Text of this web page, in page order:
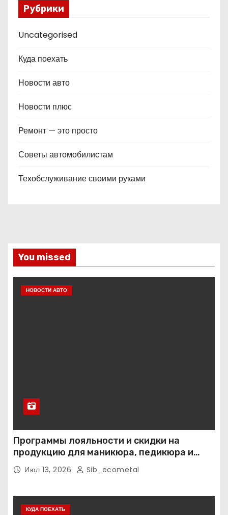
Рубрики
Uncategorised
Куда поехать
Новости авто
Новости плюс
Ремонт — это просто
Советы автомобилистам
Техобслуживание своими руками
You missed
НОВОСТИ АВТО
Программы лояльности и скидки на
продукцию для маникюра, педикюра и
наращивания ресниц
Июл 13, 2026 Sib_ecometal
КУДА ПОЕХАТЬ